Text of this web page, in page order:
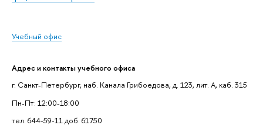
Учебный офис
Адрес и контакты учебного офиса
г. Санкт-Петербург, наб. Канала Грибоедова, д. 123, лит. А, каб. 315
Пн-Пт: 12:00-18:00
тел. 644-59-11 доб. 61750